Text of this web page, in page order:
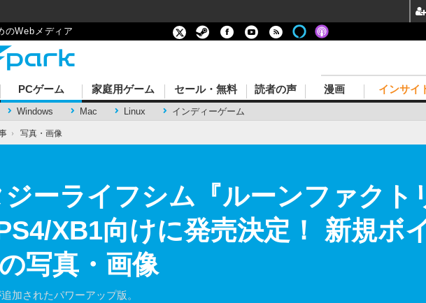
のWebメディア
PCゲーム
Windows Mac Linux インディーゲーム
家庭用ゲーム セール・無料 読者の声 漫画 インサイ
› 写真・画像
ーライフシム『ルーンファクト
XB1向けに発売決定！ 新規ボ
写真・画像
加されたパワーアップ版。